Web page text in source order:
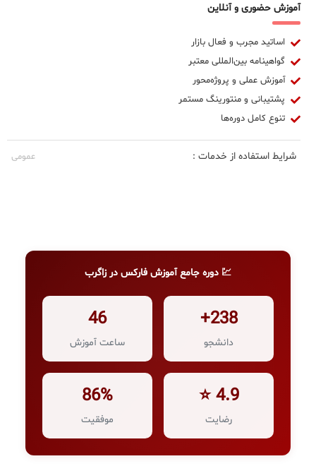
آموزش حضوری و آنلاین
اساتید مجرب و فعال بازار
گواهینامه بین‌المللی معتبر
آموزش عملی و پروژه‌محور
پشتیبانی و منتورینگ مستمر
تنوع کامل دوره‌ها
شرایط استفاده از خدمات : عمومی
💹 دوره جامع آموزش فارکس در زاگرب
238+
دانشجو
46
ساعت آموزش
4.9 ⭐
رضایت
86%
موفقیت